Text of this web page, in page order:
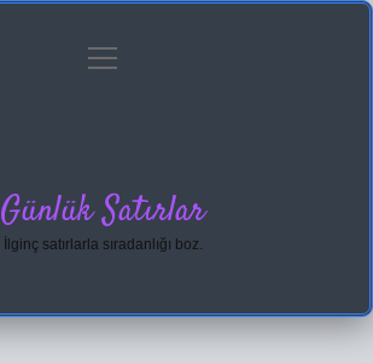
Gizlilik Politikası
menüyü
Günlük Satırlar
İlginç satırlarla sıradanlığı boz.